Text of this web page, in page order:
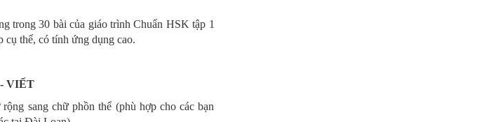
trong 30 bài của giáo trình Chuẩn HSK tập 1
cụ thể, có tính ứng dụng cao.
VIẾT
sang chữ phồn thể (phù hợp cho các bạn